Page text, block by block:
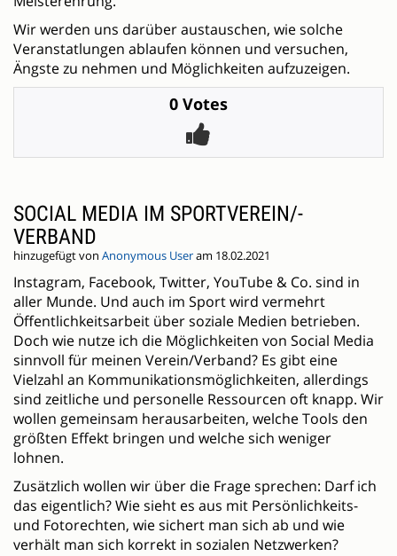
Wir werden uns darüber austauschen, wie solche
Veranstatlungen ablaufen können und versuchen,
Ängste zu nehmen und Möglichkeiten aufzuzeigen.
0 Votes
SOCIAL MEDIA IM SPORTVEREIN/-
VERBAND
hinzugefügt von Anonymous Useram 18.02.2021
Instagram, Facebook, Twitter, YouTube & Co. sind in
aller Munde. Und auch im Sport wird vermehrt
Öffentlichkeitsarbeit über soziale Medien betrieben.
Doch wie nutze ich die Möglichkeiten von Social Media
sinnvoll für meinen Verein/Verband? Es gibt eine
Vielzahl an Kommunikationsmöglichkeiten, allerdings
sind zeitliche und personelle Ressourcen oft knapp. Wir
wollen gemeinsam herausarbeiten, welche Tools den
größten Effekt bringen und welche sich weniger
lohnen.
Zusätzlich wollen wir über die Frage sprechen: Darf ich
das eigentlich? Wie sieht es aus mit Persönlichkeits-
und Fotorechten, wie sichert man sich ab und wie
verhält man sich korrekt in sozialen Netzwerken?